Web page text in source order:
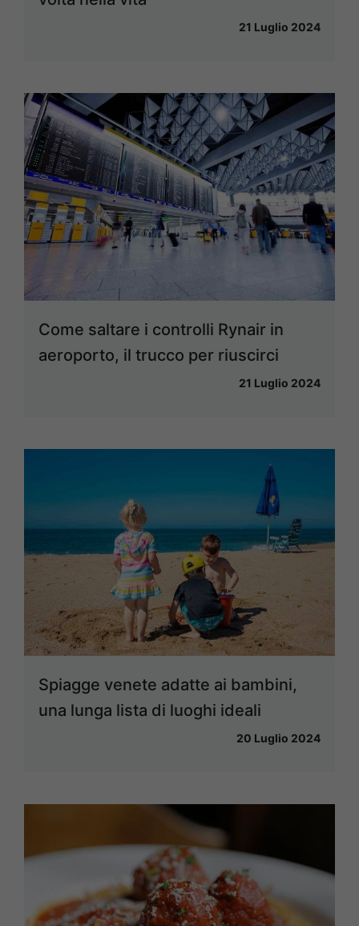
21 Luglio 2024
Come saltare i controlli Rynair in
aeroporto, il trucco per riuscirci
21 Luglio 2024
Spiagge venete adatte ai bambini,
una lunga lista di luoghi ideali
20 Luglio 2024